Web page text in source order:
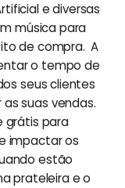
e diversas
música para
de compra. A
o tempo de
seus clientes
suas vendas.
grátis para
impactar os
estão
prateleira e o